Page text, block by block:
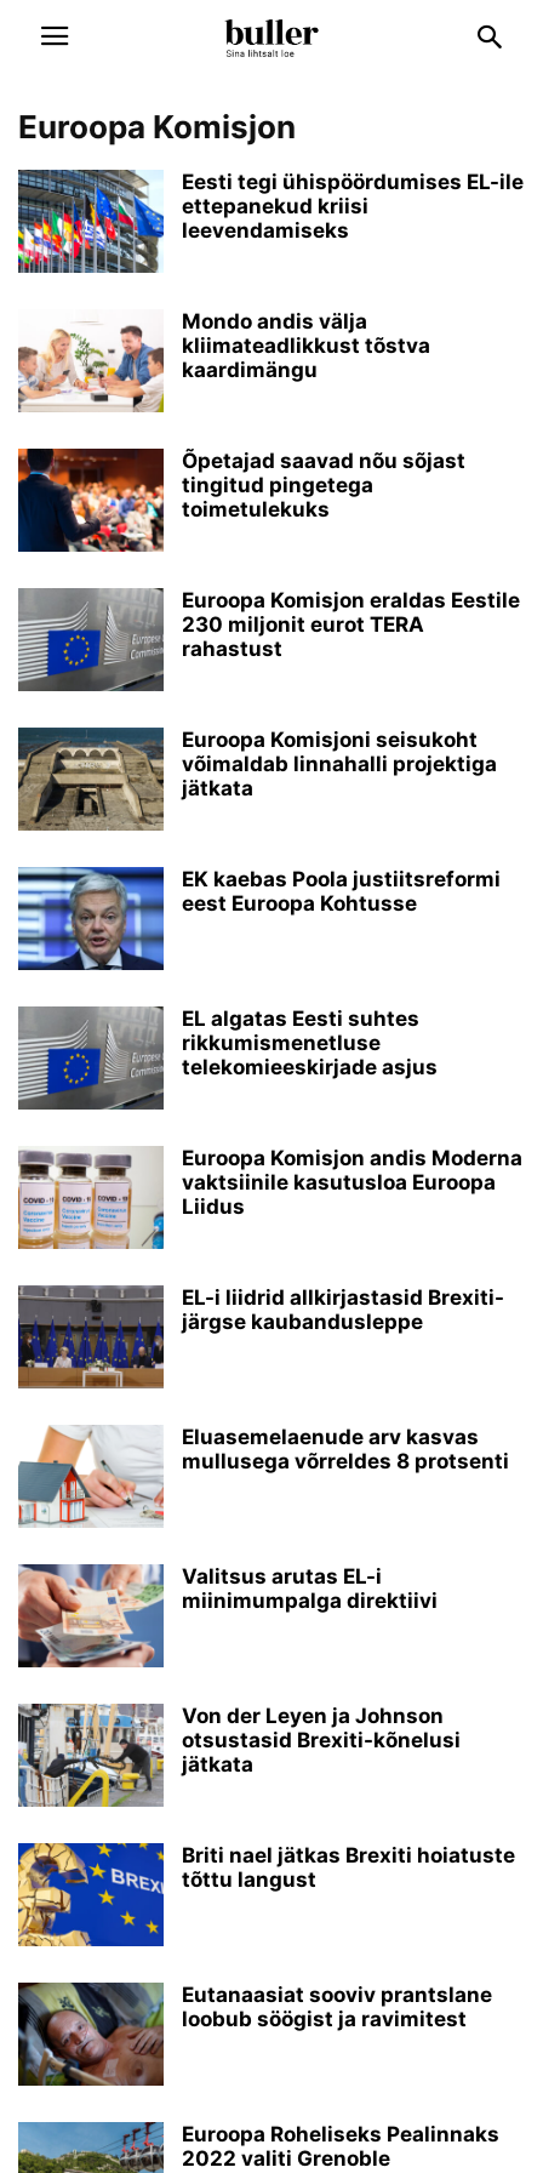
Euroopa Komisjon
Eesti tegi ühispöördumises EL-ile
ettepanekud kriisi
leevendamiseks
Mondo andis välja
kliimateadlikkust tõstva
kaardimängu
Õpetajad saavad nõu sõjast
tingitud pingetega
toimetulekuks
Euroopa Komisjon eraldas Eestile
230 miljonit eurot TERA
rahastust
Euroopa Komisjoni seisukoht
võimaldab linnahalli projektiga
jätkata
EK kaebas Poola justiitsreformi
eest Euroopa Kohtusse
EL algatas Eesti suhtes
rikkumismenetluse
telekomieeskirjade asjus
Euroopa Komisjon andis Moderna
vaktsiinile kasutusloa Euroopa
Liidus
EL-i liidrid allkirjastasid Brexiti-
järgse kaubandusleppe
Eluasemelaenude arv kasvas
mullusega võrreldes 8 protsenti
Valitsus arutas EL-i
miinimumpalga direktiivi
Von der Leyen ja Johnson
otsustasid Brexiti-kõnelusi
jätkata
Briti nael jätkas Brexiti hoiatuste
tõttu langust
Eutanaasiat sooviv prantslane
loobub söögist ja ravimitest
Euroopa Roheliseks Pealinnaks
2022 valiti Grenoble